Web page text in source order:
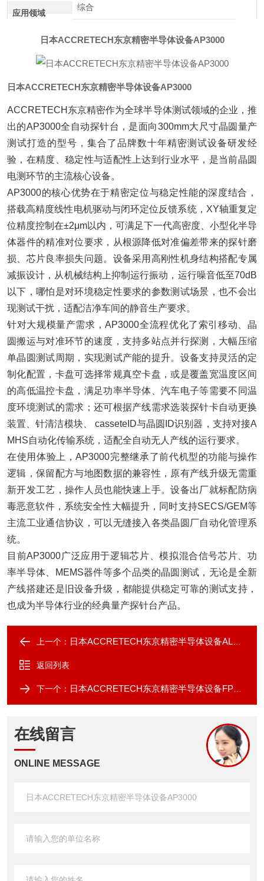
应用领域
综合
日本ACCRETECH东京精密半导体设备AP3000
日本ACCRETECH东京精密半导体设备AP3000
ACCRETECH东京精密作为全球半导体测试领域的企业，推
出的AP3000全自动探针台，是面向300mm大尺寸晶圆量产
测试打造的型号，集合了品牌数十年精密测试设备研发经
验，在精度、稳定性与适配性上达到行业水平，是当前晶圆
电测环节的主流核心设备。
AP3000的核心优势在于精密定位与稳定性能的深度结合，
搭载高精度线性电机驱动与闭环定位反馈系统，XY轴重复定
位精度控制在±2μm以内，可满足下一代高密度、小型化半导
体器件的精准对位要求，从根源降低对准偏差带来的探针磨
损、芯片良率损失问题。设备采用高刚性机身结构搭配专属
减振设计，从机械结构上抑制运行振动，运行噪音低至70dB
以下，哪怕是对环境稳定性要求的参数测试场景，也不会出
现测试干扰，适配洁净车间的静音生产要求。
针对大规模量产需求，AP3000全流程优化了索引移动、晶
圆搬运与对准环节的速度，支持多站点并行探测，大幅压缩
单晶圆测试周期，实现测试产能的提升。设备支持灵活的定
制化配置，卡盘可选择常规真空卡盘，或是覆盖宽温度区间
的高低温控卡盘，满足功率半导体、汽车电子等需要不同温
度环境测试的需求；还可根据产线需求选装探针卡自动更换
装置、针清洁模块、 casseteID与晶圆ID识别器，支持对接A
MHS自动化传输系统，适配全自动无人产线的运行要求。
在使用体验上，AP3000完整继承了前代机型的功能与操作
逻辑，保留配方与地图数据的兼容性，原有产线升级无需重
新开发工艺，操作人员也能快速上手。设备出厂就标配防病
毒恶意软件，系统安全性大幅提升，同时支持SECS/GEM等
主流工业通信协议，可以无缝接入各类晶圆厂自动化管理系
统。
目前AP3000广泛应用于逻辑芯片、模拟混合信号芯片、功
率半导体、MEMS器件等多个品类的晶圆测试，无论是全新
产线搭建还是旧设备升级，都能提供稳定可靠的测试支持，
也成为半导体行业的经典量产探针台产品。
上一个： 日本ACCRETECH东京精密半导体设备AL3000
返回列表
下一个： 日本ACCRETECH东京精密半导体设备FP3000W
在线留言
ONLINE MESSAGE